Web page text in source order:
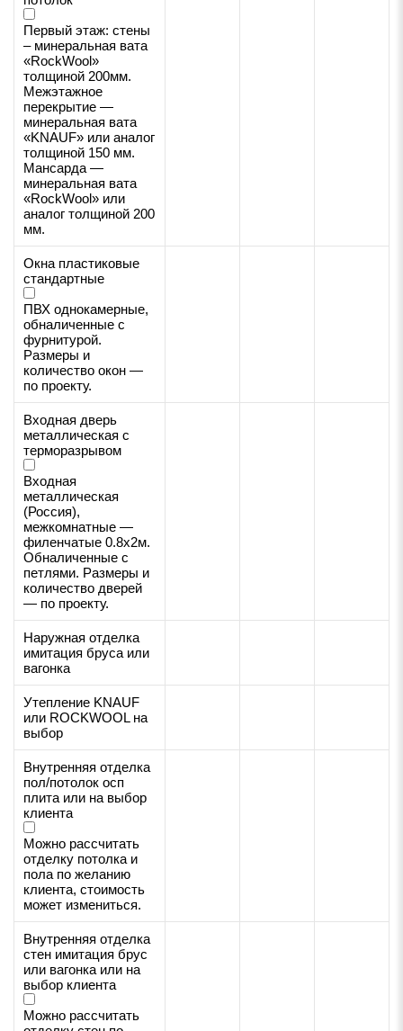
Первый этаж: стены
– минеральная вата
«RockWool»
толщиной 200мм.
Межэтажное
перекрытие —
минеральная вата
«KNAUF» или аналог
толщиной 150 мм.
Мансарда —
минеральная вата
«RockWool» или
аналог толщиной 200
мм.
Окна пластиковые
стандартные
ПВХ однокамерные,
обналиченные с
фурнитурой.
Размеры и
количество окон —
по проекту.
Входная дверь
металлическая с
терморазрывом
Входная
металлическая
(Россия),
межкомнатные —
филенчатые 0.8х2м.
Обналиченные с
петлями. Размеры и
количество дверей
— по проекту.
Наружная отделка
имитация бруса или
вагонка
Утепление KNAUF
или ROCKWOOL на
выбор
Внутренняя отделка
пол/потолок осп
плита или на выбор
клиента
Можно рассчитать
отделку потолка и
пола по желанию
клиента, стоимость
может измениться.
Внутренняя отделка
стен имитация брус
или вагонка или на
выбор клиента
Можно рассчитать